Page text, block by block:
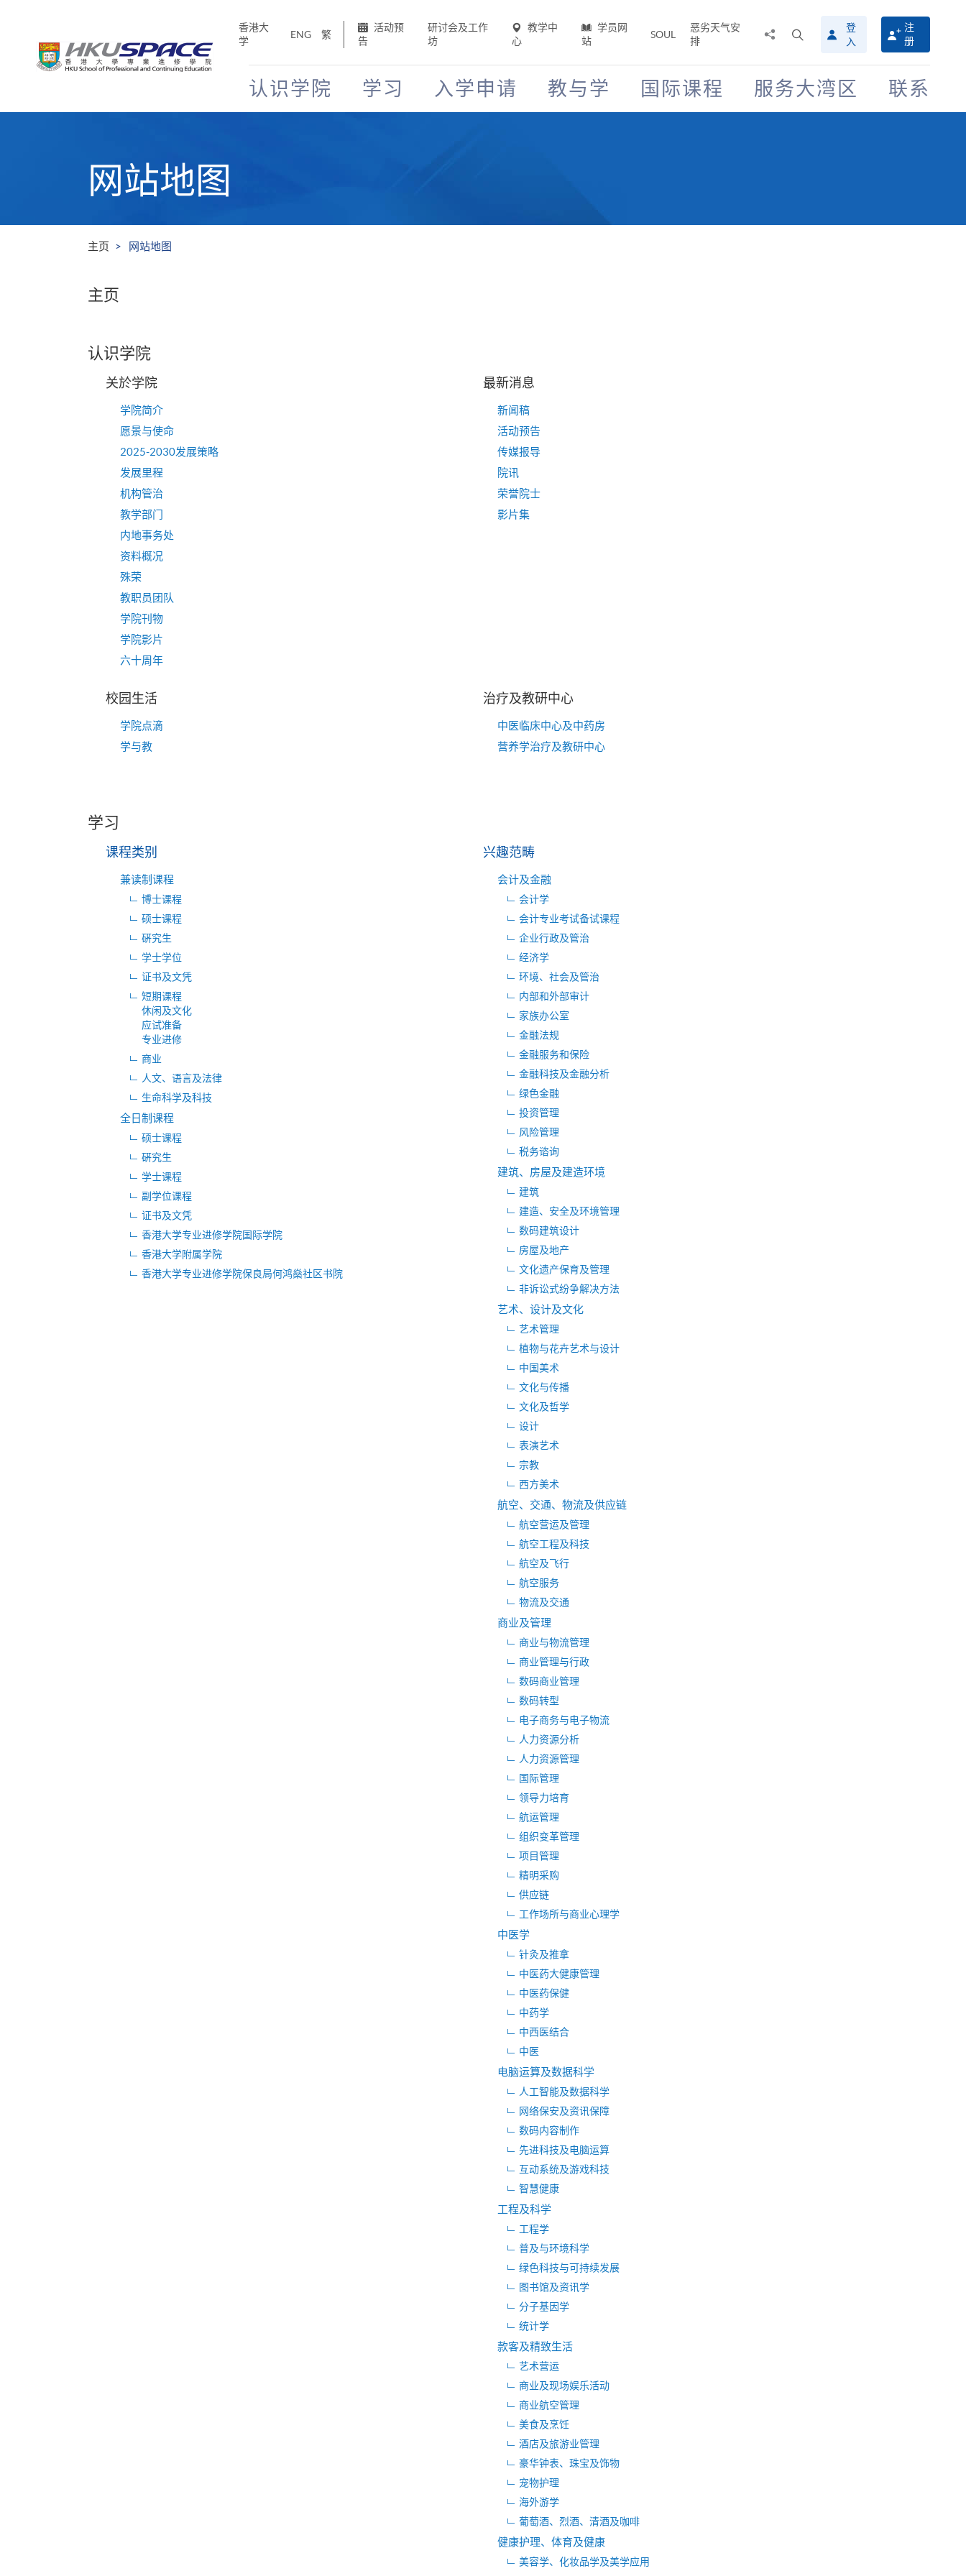
香港大
学
ENG 繁
活动预
告
研讨会及工作
坊
教学中
心
学员网
站
SOUL
恶劣天气安
排
搜
寻
介
面
登
入
注
册
认识学院 学习 入学申请 教与学 国际课程 服务大湾区 联系
网站地图
主页 网站地图
主页
认识学院
关於学院
学院简介
愿景与使命
2025-2030发展策略
发展里程
机构管治
教学部门
内地事务处
资料概况
殊荣
教职员团队
学院刊物
学院影片
六十周年
最新消息
新闻稿
活动预告
传媒报导
院讯
荣誉院士
影片集
校园生活
学院点滴
学与教
治疗及教研中心
中医临床中心及中药房
营养学治疗及教研中心
学习
课程类别
兼读制课程
博士课程
硕士课程
硏究生
学士学位
证书及文凭
短期课程
休闲及文化
应试准备
专业进修
商业
人文、语言及法律
生命科学及科技
全日制课程
硕士课程
硏究生
学士课程
副学位课程
证书及文凭
香港大学专业进修学院国际学院
香港大学附属学院
香港大学专业进修学院保良局何鸿燊社区书院
兴趣范畴
会计及金融
会计学
会计专业考试备试课程
企业行政及管治
经济学
环境、社会及管治
内部和外部审计
家族办公室
金融法规
金融服务和保险
金融科技及金融分析
绿色金融
投资管理
风险管理
税务谘询
建筑、房屋及建造环境
建筑
建造、安全及环境管理
数码建筑设计
房屋及地产
文化遗产保育及管理
非诉讼式纷争解决方法
艺术、设计及文化
艺术管理
植物与花卉艺术与设计
中国美术
文化与传播
文化及哲学
设计
表演艺术
宗教
西方美术
航空、交通、物流及供应链
航空营运及管理
航空工程及科技
航空及飞行
航空服务
物流及交通
商业及管理
商业与物流管理
商业管理与行政
数码商业管理
数码转型
电子商务与电子物流
人力资源分析
人力资源管理
国际管理
领导力培育
航运管理
组织变革管理
项目管理
精明采购
供应链
工作场所与商业心理学
中医学
针灸及推拿
中医药大健康管理
中医药保健
中药学
中西医结合
中医
电脑运算及数据科学
人工智能及数据科学
网络保安及资讯保障
数码内容制作
先进科技及电脑运算
互动系统及游戏科技
智慧健康
工程及科学
工程学
普及与环境科学
绿色科技与可持续发展
图书馆及资讯学
分子基因学
统计学
款客及精致生活
艺术营运
商业及现场娱乐活动
商业航空管理
美食及烹饪
酒店及旅游业管理
豪华钟表、珠宝及饰物
宠物护理
海外游学
葡萄酒、烈酒、清酒及咖啡
健康护理、体育及健康
美容学、化妆品学及美学应用